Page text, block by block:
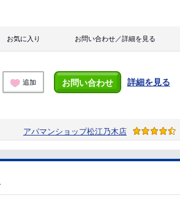
お気に入り お問い合わせ／詳細を見る
追加 お問い合わせ 詳細を見る
アパマンショップ松江乃木店